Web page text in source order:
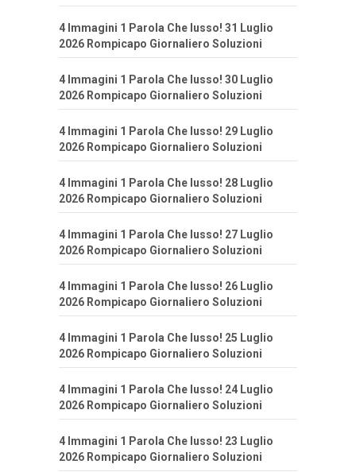
4 Immagini 1 Parola Che lusso! 31 Luglio
2026 Rompicapo Giornaliero Soluzioni
4 Immagini 1 Parola Che lusso! 30 Luglio
2026 Rompicapo Giornaliero Soluzioni
4 Immagini 1 Parola Che lusso! 29 Luglio
2026 Rompicapo Giornaliero Soluzioni
4 Immagini 1 Parola Che lusso! 28 Luglio
2026 Rompicapo Giornaliero Soluzioni
4 Immagini 1 Parola Che lusso! 27 Luglio
2026 Rompicapo Giornaliero Soluzioni
4 Immagini 1 Parola Che lusso! 26 Luglio
2026 Rompicapo Giornaliero Soluzioni
4 Immagini 1 Parola Che lusso! 25 Luglio
2026 Rompicapo Giornaliero Soluzioni
4 Immagini 1 Parola Che lusso! 24 Luglio
2026 Rompicapo Giornaliero Soluzioni
4 Immagini 1 Parola Che lusso! 23 Luglio
2026 Rompicapo Giornaliero Soluzioni